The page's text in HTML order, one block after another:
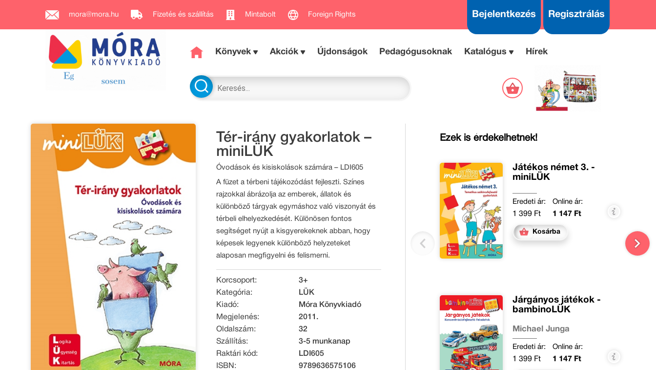
mora@mora.hu Fizetés és szállítás Mintabolt Foreign Rights Bejelentkezés Regisztrálás
Könyvek Akciók Újdonságok Pedagógusoknak Katalógus Hírek
Tér-irány gyakorlatok –
miniLÜK
Óvodások és kisiskolások számára – LDI605
A füzet a térbeni tájékozódást fejleszti. Színes
rajzokkal ábrázolja az emberek, állatok és
különböző tárgyak egymáshoz való viszonyát és
térbeli elhelyezkedését. Különösen fontos
segítséget nyújt a kisgyerekeknek abban, hogy
képesek legyenek különböző helyzeteket
alaposan megfigyelni és felismerni.
Korcsoport:
3+
Kategória:
LÜK
Kiadó:
Móra Könyvkiadó
Megjelenés:
2011.
Oldalszám:
32
Szállítás:
3-5 munkanap
Raktári kód:
LDI605
ISBN:
9789636575106
Ezek is érdekelhetnek!
Játékos német 3. -
miniLÜK
Eredeti ár:
1 399 Ft
Online ár:
1 147 Ft
Kosárba
Járgányos játékok -
bambinoLÜK
Michael Junga
Eredeti ár:
1 399 Ft
Online ár:
1 147 Ft